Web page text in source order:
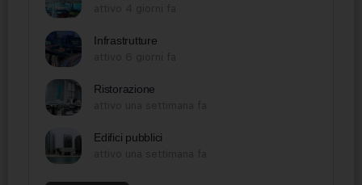
Infrastrutture
Ristorazione
Edifici pubblici